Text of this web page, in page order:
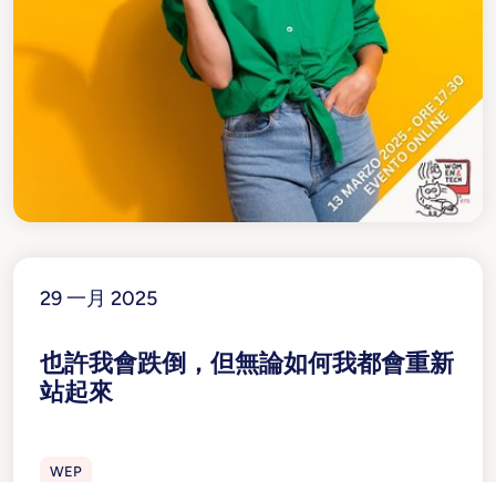
29 一月 2025
也許我會跌倒，但無論如何我都會重新
站起來
WEP